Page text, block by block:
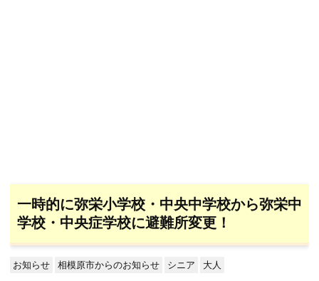
一時的に弥栄小学校・中央中学校から弥栄中
学校・中央症学校に避難所変更！
お知らせ 相模原市からのお知らせ シニア 大人